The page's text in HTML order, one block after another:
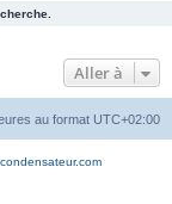
Aller à
au format UTC+02:00